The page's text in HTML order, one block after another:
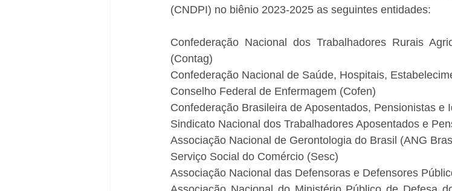
(CNDPI) no biênio 2023-2025 as seguintes entidades:
Confederação Nacional dos Trabalhadores Rurais
(Contag)
Confederação Nacional de Saúde, Hospitais,
Conselho Federal de Enfermagem (Cofen)
Confederação Brasileira de Aposentados, Pensionistas e
Sindicato Nacional dos Trabalhadores Aposentados e
Associação Nacional de Gerontologia do Brasil (ANG
Serviço Social do Comércio (Sesc)
Associação Nacional das Defensoras e Defensores